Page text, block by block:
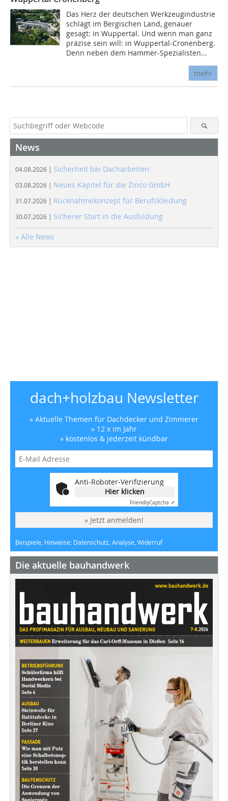
Das Herz der deutschen Werkzeugindustrie
schlägt im Bergischen Land, genauer
gesagt: in Wuppertal. Und wenn man ganz
präzise sein will: in Wuppertal-Cronenberg.
Denn neben dem Hammer-Spezialisten...
mehr
News
04.08.2026 | Sicherheit bei Dacharbeiten
03.08.2026 | Neues Kapitel für die Zinco GmbH
31.07.2026 | Rücknahmekonzept für Berufskleidung
30.07.2026 | Sicherer Start in die Ausbildung
» Alle News
dach+holzbau Newsletter
» Aktuelle Themen für Dachdecker und Zimmerer
» 12 x im Jahr
» kostenlos & jederzeit kündbar
Anti-Roboter-Verifizierung
Hier klicken
FriendlyCaptcha ⇗
» Jetzt anmelden!
Beispiele, Hinweise: Datenschutz, Analyse, Widerruf
Die aktuelle bauhandwerk